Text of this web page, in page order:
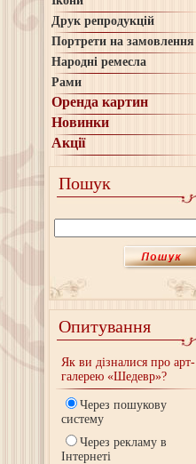
Друк репродукцій
Портрети на замовлення
Народні ремесла
Рами
Оренда картин
Новинки
Акції
Пошук
Опитування
Як ви дізналися про арт-
галерею «Шедевр»?
Через пошукову
систему
Через рекламу в
Інтернеті